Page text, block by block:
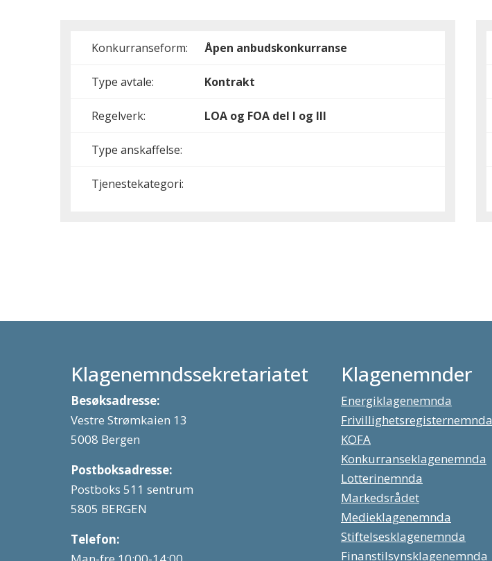
Konkurranseform: Åpen anbudskonkurranse
Type avtale: Kontrakt
Regelverk: LOA og FOA del I og III
Type anskaffelse:
Tjenestekategori:
Klagenemndssekretariatet
Besøksadresse:
Vestre Strømkaien 13
5008 Bergen
Postboksadresse:
Postboks 511 sentrum
5805 BERGEN
Telefon:
Klagenemnder
Energiklagenemnda
Frivillighetsregisternemnda
KOFA
Konkurranseklagenemnda
Lotterinemnda
Markedsrådet
Medieklagenemnda
Stiftelsesklagenemnda
Finanstilsynsklagenemnda